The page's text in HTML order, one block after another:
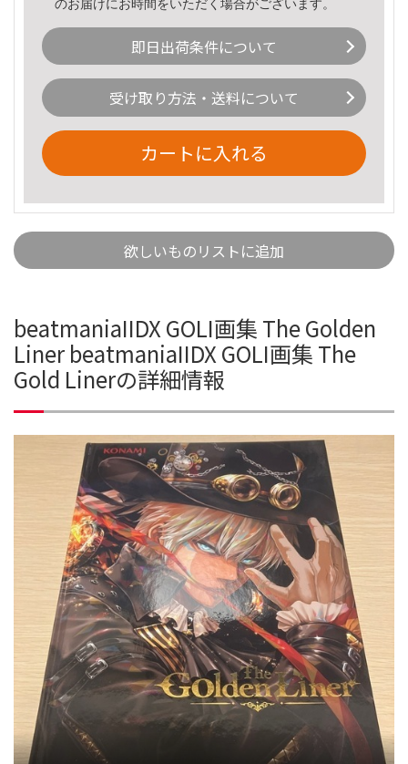
のお届けにお時間をいただく場合がございます。
即日出荷条件について
受け取り方法・送料について
カートに入れる
欲しいものリストに追加
beatmaniaIIDX GOLI画集 The Golden
Liner beatmaniaIIDX GOLI画集 The
Gold Linerの詳細情報